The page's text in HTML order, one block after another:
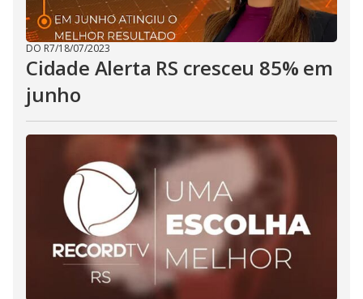
DO R7/18/07/2023
Cidade Alerta RS cresceu 85% em
junho